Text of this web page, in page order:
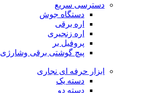
دسترسی سریع
دستگاه جوش
اره برقی
اره زنجیری
پروفیل بر
پیچ گوشتی برقی وشارژی
ابزار حرفه ای نجاری
دسته یک
دسته دو